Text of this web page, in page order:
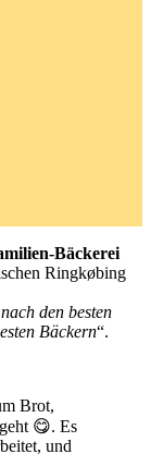
Bäckerei
Ringkøbing
den besten
Bäckern“.
Brot,
😋. Es
und